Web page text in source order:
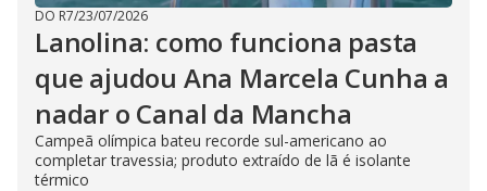
DO R7/23/07/2026
Lanolina: como funciona pasta
que ajudou Ana Marcela Cunha a
nadar o Canal da Mancha
Campeã olímpica bateu recorde sul-americano ao
completar travessia; produto extraído de lã é isolante
térmico